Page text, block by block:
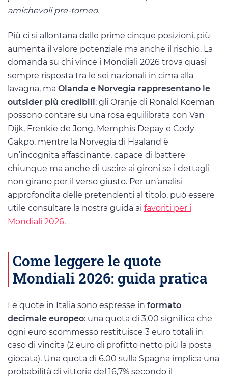
amichevoli pre-torneo.
Più ci si allontana dalle prime cinque posizioni, più
aumenta il valore potenziale ma anche il rischio. La
domanda su chi vince i Mondiali 2026 trova quasi
sempre risposta tra le sei nazionali in cima alla
lavagna, ma Olanda e Norvegia rappresentano le
outsider più credibili: gli Oranje di Ronald Koeman
possono contare su una rosa equilibrata con Van
Dijk, Frenkie de Jong, Memphis Depay e Cody
Gakpo, mentre la Norvegia di Haaland è
un’incognita affascinante, capace di battere
chiunque ma anche di uscire ai gironi se i dettagli
non girano per il verso giusto. Per un’analisi
approfondita delle pretendenti al titolo, può essere
utile consultare la nostra guida ai favoriti per i
Mondiali 2026.
Come leggere le quote
Mondiali 2026: guida pratica
Le quote in Italia sono espresse in formato
decimale europeo: una quota di 3.00 significa che
ogni euro scommesso restituisce 3 euro totali in
caso di vincita (2 euro di profitto netto più la posta
giocata). Una quota di 6.00 sulla Spagna implica una
probabilità di vittoria del 16,7% secondo il